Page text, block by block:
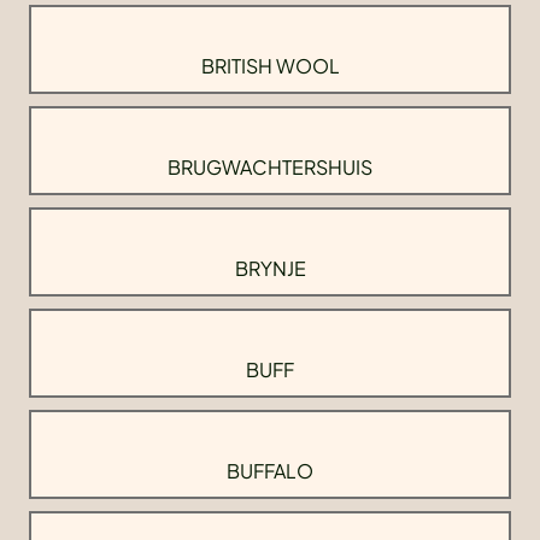
BRITISH WOOL
BRUGWACHTERSHUIS
BRYNJE
BUFF
BUFFALO